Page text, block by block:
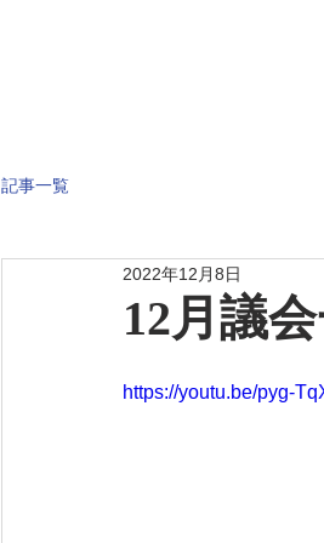
記事一覧
12月議
2022年12月8日
https://youtu.be/pyg-